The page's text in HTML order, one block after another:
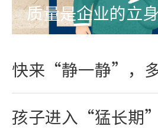
质量是企业的立
快来“静一静”，
孩子进入“猛长期